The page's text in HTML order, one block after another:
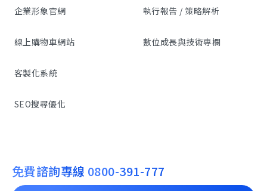
企業形象官網
線上購物車網站
客製化系統
SEO搜尋優化
執行報告 / 策略解析
數位成長與技術專欄
免費諮詢專線 0800-391-777